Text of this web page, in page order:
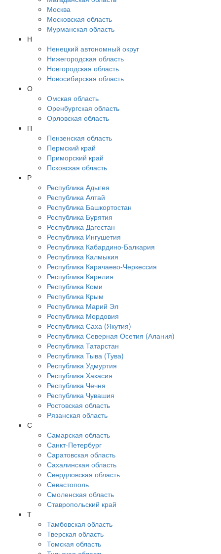
Москва
Московская область
Мурманская область
Н
Ненецкий автономный округ
Нижегородская область
Новгородская область
Новосибирская область
О
Омская область
Оренбургская область
Орловская область
П
Пензенская область
Пермский край
Приморский край
Псковская область
Р
Республика Адыгея
Республика Алтай
Республика Башкортостан
Республика Бурятия
Республика Дагестан
Республика Ингушетия
Республика Кабардино-Балкария
Республика Калмыкия
Республика Карачаево-Черкессия
Республика Карелия
Республика Коми
Республика Крым
Республика Марий Эл
Республика Мордовия
Республика Саха (Якутия)
Республика Северная Осетия (Алания)
Республика Татарстан
Республика Тыва (Тува)
Республика Удмуртия
Республика Хакасия
Республика Чечня
Республика Чувашия
Ростовская область
Рязанская область
С
Самарская область
Санкт-Петербург
Саратовская область
Сахалинская область
Свердловская область
Севастополь
Смоленская область
Ставропольский край
Т
Тамбовская область
Тверская область
Томская область